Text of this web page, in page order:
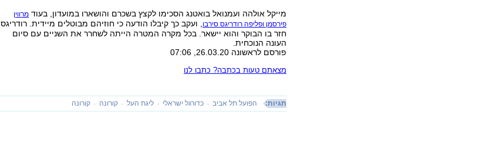
מייקל אולהה ועמנואל בואטנג הסכימו לקצץ בשכרם והושארו במועדון, בעוד מרווין
פירסמן ופליפה רודריגס סירבו
, ועקב כך קיבלו הודעה כי חוזיהם מבוטלים מיידית. רודריגס
חזר בו הבוקר והוא יישאר. בכל מקרה המטרה הייתה לשחרר את השניים עם סיום
העונה הנוכחית.
פורסם לראשונה 26.03.20, 07:06
מצאתם טעות בכתבה? כתבו לנו
תגיות: הפועל תל אביב כדורגל ישראלי ליגת העל קורונה קורונה